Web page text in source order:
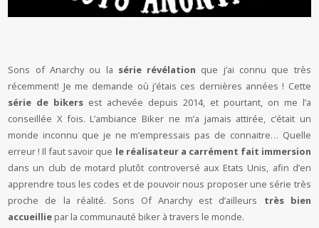
Sons of Anarchy ou la série révélation que j’ai connu que très
récemment! Je me demande où j’étais ces dernières années ! Cette
série de bikers est achevée depuis 2014, et pourtant, on me l’a
conseillée X fois. L’ambiance Biker ne m’a jamais attirée, c’était un
monde inconnu que je ne m’empressais pas de connaitre… Quelle
erreur ! Il faut savoir que le réalisateur a carrément fait immersion
dans un club de motard plutôt controversé aux Etats Unis, afin d’en
apprendre tous les codes et de pouvoir nous proposer une série très
proche de la réalité. Sons Of Anarchy est d’ailleurs très bien
accueillie par la communauté biker à travers le monde.